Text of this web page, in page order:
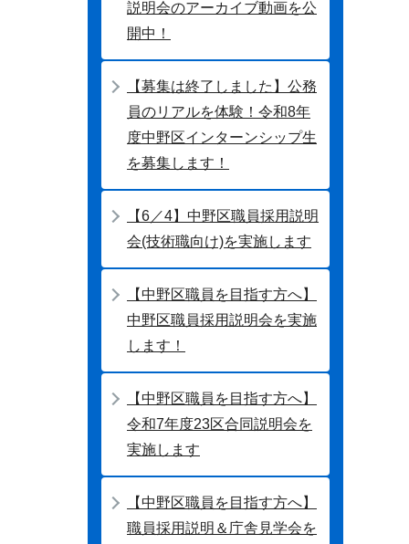
説明会のアーカイブ動画を公
開中！
【募集は終了しました】公務
員のリアルを体験！令和8年
度中野区インターンシップ生
を募集します！
【6／4】中野区職員採用説明
会(技術職向け)を実施します
【中野区職員を目指す方へ】
中野区職員採用説明会を実施
します！
【中野区職員を目指す方へ】
令和7年度23区合同説明会を
実施します
【中野区職員を目指す方へ】
職員採用説明＆庁舎見学会を